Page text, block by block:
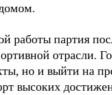
работы партия
отрасли.
но и выйти на
высоких